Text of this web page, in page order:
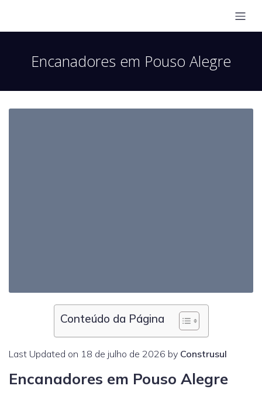
Encanadores em Pouso Alegre
Conteúdo da Página
Last Updated on 18 de julho de 2026 by Construsul
Encanadores em Pouso Alegre